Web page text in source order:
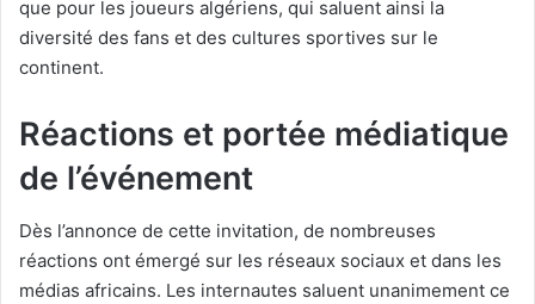
que pour les joueurs algériens, qui saluent ainsi la
diversité des fans et des cultures sportives sur le
continent.
Réactions et portée médiatique
de l’événement
Dès l’annonce de cette invitation, de nombreuses
réactions ont émergé sur les réseaux sociaux et dans les
médias africains. Les internautes saluent unanimement ce